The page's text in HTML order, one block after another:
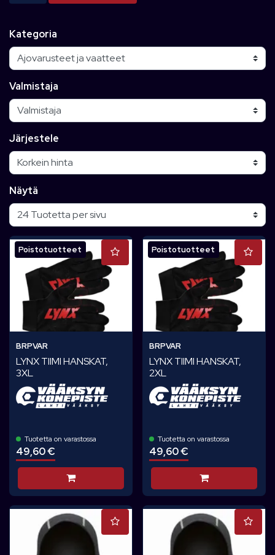
Kategoria
Valmistaja
Järjestele
Näytä
Poistotuotteet
BRPVAR
LYNX TIIMI HANSKAT,
3XL
Tuotetta on varastossa
49,60 €
Lisää koriin
Poistotuotteet
BRPVAR
LYNX TIIMI HANSKAT,
2XL
Tuotetta on varastossa
49,60 €
Lisää koriin